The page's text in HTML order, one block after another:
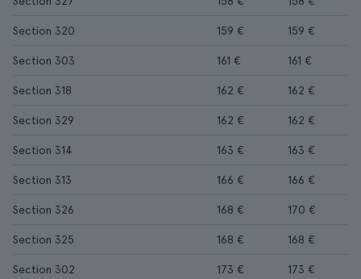
Section 320 159 € 159 €
Section 303 161 € 161 €
Section 318 162 € 162 €
Section 329 162 € 162 €
Section 314 163 € 163 €
Section 313 166 € 166 €
Section 326 168 € 170 €
Section 325 168 € 168 €
Section 302 173 € 173 €